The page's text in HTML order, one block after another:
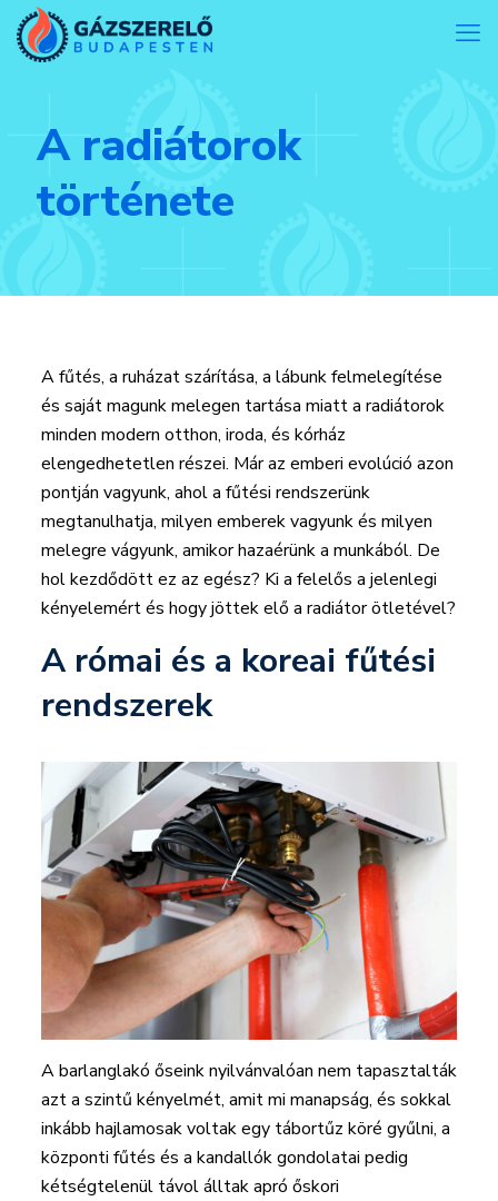
A radiátorok
története
A fűtés, a ruházat szárítása, a lábunk felmelegítése
és saját magunk melegen tartása miatt a radiátorok
minden modern otthon, iroda, és kórház
elengedhetetlen részei. Már az emberi evolúció azon
pontján vagyunk, ahol a fűtési rendszerünk
megtanulhatja, milyen emberek vagyunk és milyen
melegre vágyunk, amikor hazaérünk a munkából. De
hol kezdődött ez az egész? Ki a felelős a jelenlegi
kényelemért és hogy jöttek elő a radiátor ötletével?
A római és a koreai fűtési
rendszerek
A barlanglakó őseink nyilvánvalóan nem tapasztalták
azt a szintű kényelmét, amit mi manapság, és sokkal
inkább hajlamosak voltak egy tábortűz köré gyűlni, a
központi fűtés és a kandallók gondolatai pedig
kétségtelenül távol álltak apró őskori